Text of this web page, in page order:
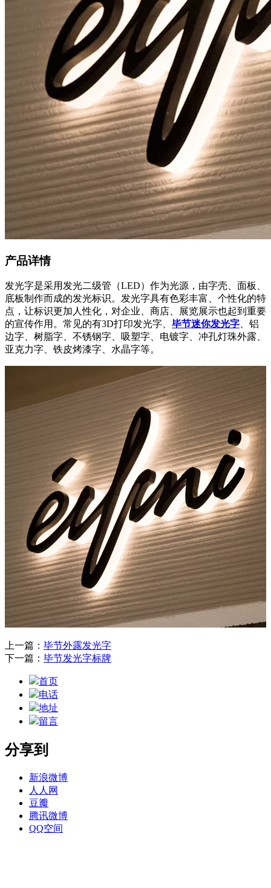
产品详情
发光字是采用发光二级管（LED）作为光源，由字壳、面板、
底板制作而成的发光标识。发光字具有色彩丰富、个性化的特
点，让标识更加人性化，对企业、商店、展览展示也起到重要
的宣传作用。常见的有3D打印发光字、 毕节迷你发光字 、铝
边字、树脂字、不锈钢字、吸塑字、电镀字、冲孔灯珠外露、
亚克力字、铁皮烤漆字、水晶字等。
上一篇： 毕节外露发光字
下一篇： 毕节发光字标牌
首页
电话
地址
留言
分享到
新浪微博
人人网
豆瓣
腾讯微博
QQ空间